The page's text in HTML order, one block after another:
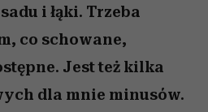
i łąki. Trzeba
co schowane,
Jest też kilka
dla mnie minusów.